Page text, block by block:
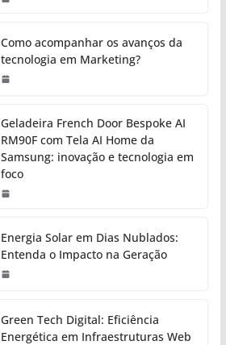
Como acompanhar os avanços da
tecnologia em Marketing?
Geladeira French Door Bespoke AI
RM90F com Tela AI Home da
Samsung: inovação e tecnologia em
foco
Energia Solar em Dias Nublados:
Entenda o Impacto na Geração
Green Tech Digital: Eficiência
Energética em Infraestruturas Web